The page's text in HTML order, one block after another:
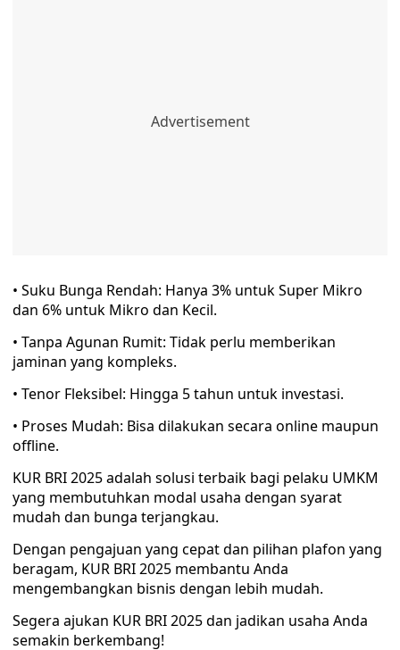
• Suku Bunga Rendah: Hanya 3% untuk Super Mikro
dan 6% untuk Mikro dan Kecil.
• Tanpa Agunan Rumit: Tidak perlu memberikan
jaminan yang kompleks.
• Tenor Fleksibel: Hingga 5 tahun untuk investasi.
• Proses Mudah: Bisa dilakukan secara online maupun
offline.
KUR BRI 2025 adalah solusi terbaik bagi pelaku UMKM
yang membutuhkan modal usaha dengan syarat
mudah dan bunga terjangkau.
Dengan pengajuan yang cepat dan pilihan plafon yang
beragam, KUR BRI 2025 membantu Anda
mengembangkan bisnis dengan lebih mudah.
Segera ajukan KUR BRI 2025 dan jadikan usaha Anda
semakin berkembang!